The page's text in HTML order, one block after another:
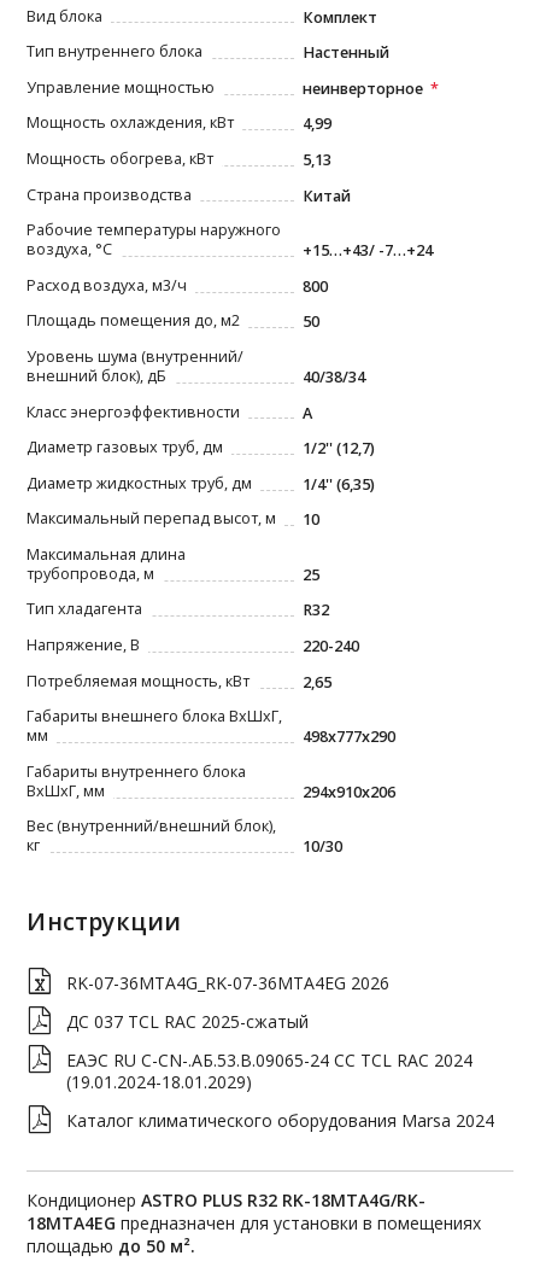
Вид блока
Комплект
Тип внутреннего блока
Настенный
Управление мощностью
неинверторное
Мощность охлаждения, кВт
4,99
Мощность обогрева, кВт
5,13
Страна производства
Китай
Рабочие температуры наружного
воздуха, °С
+15…+43/ -7…+24
Расход воздуха, м3/ч
800
Площадь помещения до, м2
50
Уровень шума (внутренний/
внешний блок), дБ
40/38/34
Класс энергоэффективности
A
Диаметр газовых труб, дм
1/2'' (12,7)
Диаметр жидкостных труб, дм
1/4'' (6,35)
Максимальный перепад высот, м
10
Максимальная длина
трубопровода, м
25
Тип хладагента
R32
Напряжение, В
220-240
Потребляемая мощность, кВт
2,65
Габариты внешнего блока ВxШxГ,
мм
498x777x290
Габариты внутреннего блока
ВxШxГ, мм
294x910x206
Вес (внутренний/внешний блок),
кг
10/30
Инструкции
RK-07-36MTA4G_RK-07-36MTA4EG 2026
ДС 037 TCL RAC 2025-сжатый
ЕАЭС RU C-CN-.АБ.53.В.09065-24 СС TCL RAC 2024
(19.01.2024-18.01.2029)
Каталог климатического оборудования Marsa 2024
КондиционерASTRO PLUS R32 RK-18MTA4G/RK-
18MTA4EG предназначен для установки в помещениях
площадью до 50 м².